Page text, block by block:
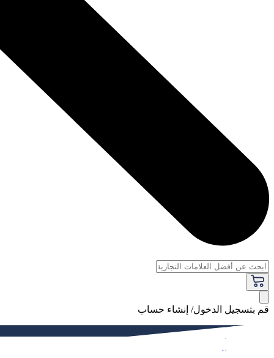
قم بتسجيل الدخول/ إنشاء حساب
فاخر
النساء
الرجال